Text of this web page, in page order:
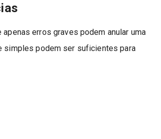
erros graves podem anular uma
simples podem ser suficientes para